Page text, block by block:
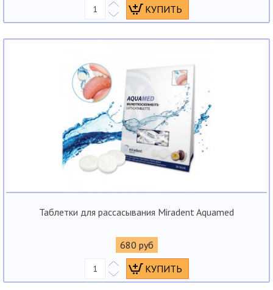
Таблетки для рассасывания Miradent Aquamed
680 руб